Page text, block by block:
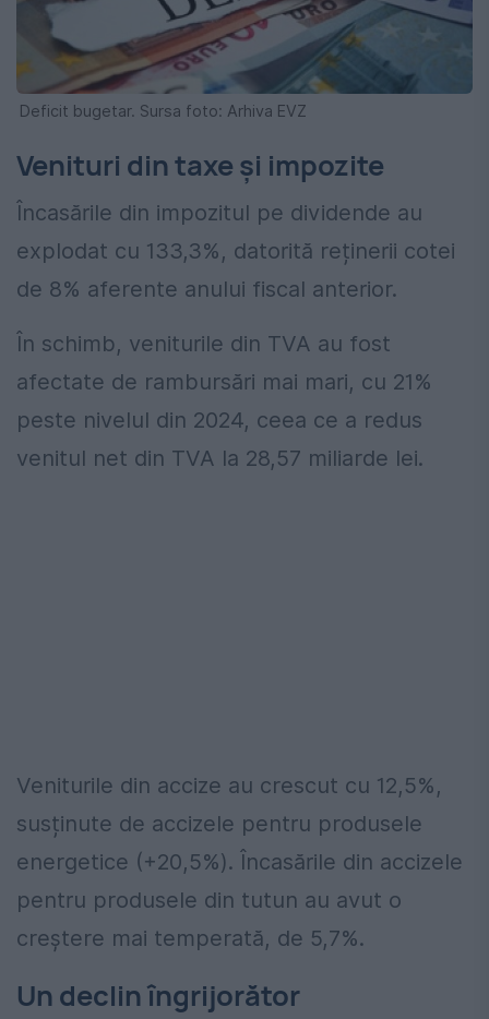
Deficit bugetar. Sursa foto: Arhiva EVZ
Venituri din taxe și impozite
Încasările din impozitul pe dividende au
explodat cu 133,3%, datorită reținerii cotei
de 8% aferente anului fiscal anterior.
În schimb, veniturile din TVA au fost
afectate de rambursări mai mari, cu 21%
peste nivelul din 2024, ceea ce a redus
venitul net din TVA la 28,57 miliarde lei.
Veniturile din accize au crescut cu 12,5%,
susținute de accizele pentru produsele
energetice (+20,5%). Încasările din accizele
pentru produsele din tutun au avut o
creștere mai temperată, de 5,7%.
Un declin îngrijorător